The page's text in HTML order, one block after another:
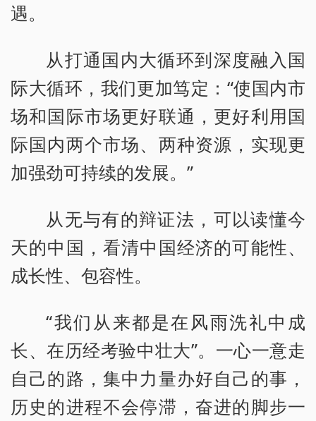
遇。
从打通国内大循环到深度融入国
际大循环，我们更加笃定：“使国内市
场和国际市场更好联通，更好利用国
际国内两个市场、两种资源，实现更
加强劲可持续的发展。”
从无与有的辩证法，可以读懂今
天的中国，看清中国经济的可能性、
成长性、包容性。
“我们从来都是在风雨洗礼中成
长、在历经考验中壮大”。一心一意走
自己的路，集中力量办好自己的事，
历史的进程不会停滞，奋进的脚步一